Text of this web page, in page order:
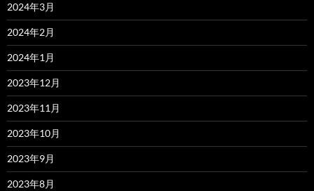
2024年3月
2024年2月
2024年1月
2023年12月
2023年11月
2023年10月
2023年9月
2023年8月